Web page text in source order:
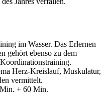
im Wasser. Das Erlernen
gehört ebenso zu dem
Herz-Kreislauf, Muskulatur,
vermittelt.
+ 60 Min.